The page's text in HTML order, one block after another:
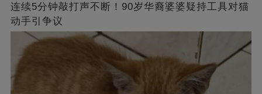
连续5分钟敲打声不断！90岁华裔婆婆疑持工具对猫
动手引争议